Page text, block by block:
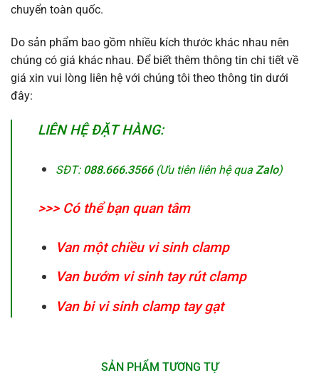
chuyển toàn quốc.
Do sản phẩm bao gồm nhiều kích thước khác nhau nên
chúng có giá khác nhau. Để biết thêm thông tin chi tiết về
giá xin vui lòng liên hệ với chúng tôi theo thông tin dưới
đây:
LIÊN HỆ ĐẶT HÀNG:
SĐT: 088.666.3566(Ưu tiên liên hệ qua Zalo)
>>> Có thể bạn quan tâm
Van một chiều vi sinh clamp
Van bướm vi sinh tay rút clamp
Van bi vi sinh clamp tay gạt
SẢN PHẨM TƯƠNG TỰ